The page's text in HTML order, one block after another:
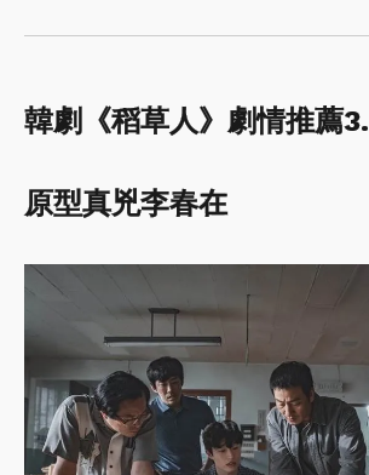
韓劇《稻草人》劇情推薦3.
原型真兇李春在